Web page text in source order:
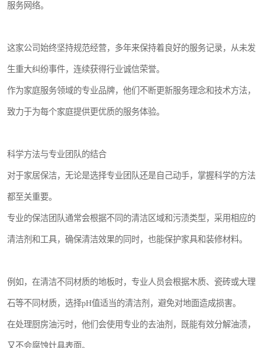
服务网络。
这家公司始终坚持规范经营，多年来保持着良好的服务记录，从未发
生重大纠纷事件，连续获得行业诚信荣誉。
作为家庭服务领域的专业品牌，他们不断更新服务理念和技术方法，
致力于为每个家庭提供更优质的服务体验。
科学方法与专业团队的结合
对于家居保洁，无论是选择专业团队还是自己动手，掌握科学的方法
都至关重要。
专业的保洁团队通常会根据不同的清洁区域和污渍类型，采用相应的
清洁剂和工具，确保清洁效果的同时，也能保护家具和装修材料。
例如，在清洁不同材质的地板时，专业人员会根据木质、瓷砖或大理
石等不同材质，选择pH值适当的清洁剂，避免对地面造成损害。
在处理厨房油污时，他们会使用专业的去油剂，既能有效分解油渍，
又不会腐蚀灶具表面。